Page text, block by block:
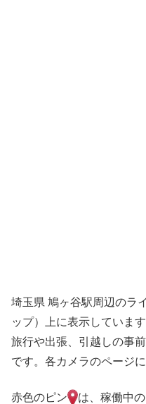
埼玉県 鳩ヶ谷駅周辺のラ
ップ）上に表示しています
旅行や出張、引越しの事
です。各カメラのページ
赤色のピン
は、稼働中